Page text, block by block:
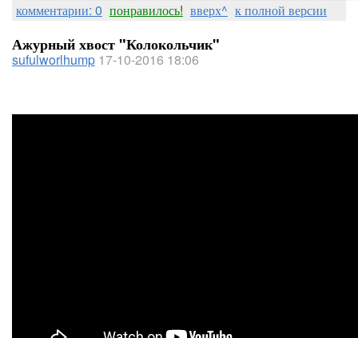
комментарии: 0 понравилось! вверх^ к полной версии
Ажурный хвост "Колокольчик"
sufulworlhump 17-10-2016 18:06